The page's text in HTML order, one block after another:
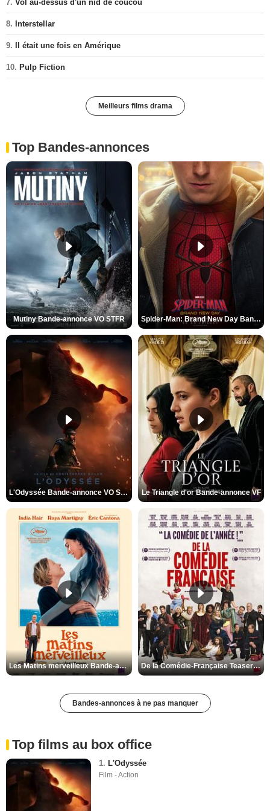
7. Vol au-dessus d'un nid de coucou
8. Interstellar
9. Il était une fois en Amérique
10. Pulp Fiction
Meilleurs films drama
Top Bandes-annonces
Mutiny Bande-annonce VO STFR Spider-Man: Brand New Day Bande-annonce VO STFR
L'Odyssée Bande-annonce VO STFR Le Triangle d'or Bande-annonce VF
Les Matins merveilleux Bande-annonce VF De la Comédie-Française Teaser VF
Bandes-annonces à ne pas manquer
Top films au box office
1. L'Odyssée
Film - Action